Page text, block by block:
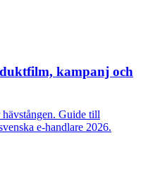
kampanj och
Guide till
e-handlare 2026.